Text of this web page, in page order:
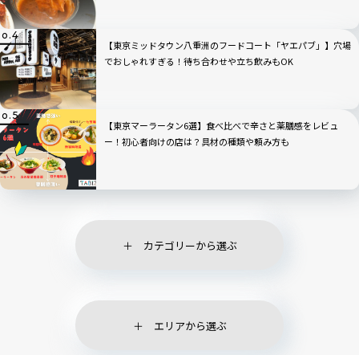
【東京ミッドタウン八重洲のフードコート「ヤエパブ」】穴場
でおしゃれすぎる！待ち合わせや立ち飲みもOK
【東京マーラータン6選】食べ比べで辛さと薬膳感をレビュ
ー！初心者向けの店は？具材の種類や頼み方も
カテゴリーから選ぶ
エリアから選ぶ